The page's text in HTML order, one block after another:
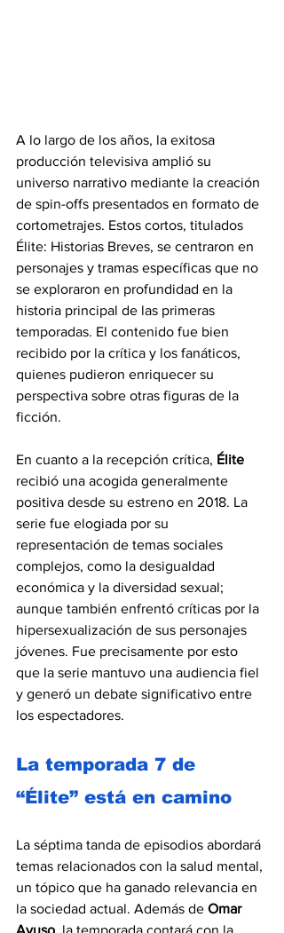
A lo largo de los años, la exitosa
producción televisiva amplió su
universo narrativo mediante la creación
de spin-offs presentados en formato de
cortometrajes. Estos cortos, titulados
Élite: Historias Breves, se centraron en
personajes y tramas específicas que no
se exploraron en profundidad en la
historia principal de las primeras
temporadas. El contenido fue bien
recibido por la crítica y los fanáticos,
quienes pudieron enriquecer su
perspectiva sobre otras figuras de la
ficción.
En cuanto a la recepción crítica, Élite
recibió una acogida generalmente
positiva desde su estreno en 2018. La
serie fue elogiada por su
representación de temas sociales
complejos, como la desigualdad
económica y la diversidad sexual;
aunque también enfrentó críticas por la
hipersexualización de sus personajes
jóvenes. Fue precisamente por esto
que la serie mantuvo una audiencia fiel
y generó un debate significativo entre
los espectadores.
La temporada 7 de
“Élite” está en camino
La séptima tanda de episodios abordará
temas relacionados con la salud mental,
un tópico que ha ganado relevancia en
la sociedad actual. Además de Omar
Ayuso , la temporada contará con la